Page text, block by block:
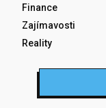
Finance
Zajímavosti
Reality